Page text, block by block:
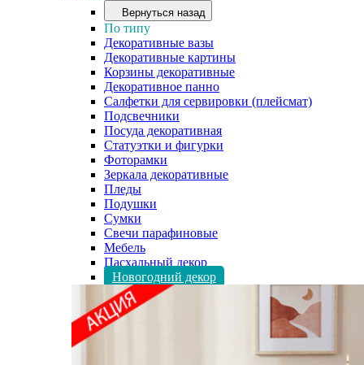
Вернуться назад
По типу
Декоративные вазы
Декоративные картины
Корзины декоративные
Декоративное панно
Салфетки для сервировки (плейсмат)
Подсвечники
Посуда декоративная
Статуэтки и фигурки
Фоторамки
Зеркала декоративные
Пледы
Подушки
Сумки
Свечи парафиновые
Мебель
Пасхальный декор
Новогодний декор